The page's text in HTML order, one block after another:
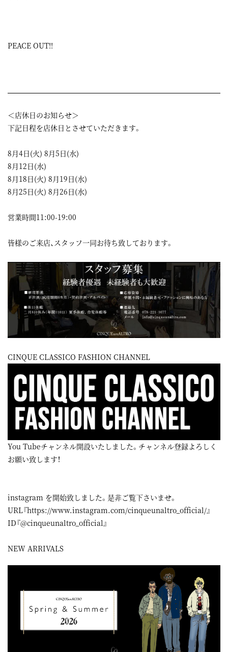
PEACE OUT!!
＜店休日のお知らせ＞
下記日程を店休日とさせていただきます。
8月4日(火) 8月5日(水)
8月12日(水)
8月18日(火) 8月19日(水)
8月25日(火) 8月26日(水)
営業時間11:00-19:00
皆様のご来店、スタッフ一同お待ち致しております。
CINQUE CLASSICO FASHION CHANNEL
You Tubeチャンネル開設いたしました。チャンネル登録よろしく
お願い致します！
instagram を開始致しました。是非ご覧下さいませ。
URL『https://www.instagram.com/cinqueunaltro_official/』
ID『@cinqueunaltro_official』
NEW ARRIVALS